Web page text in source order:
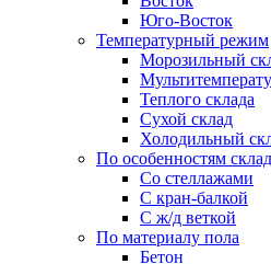
Юго-Восток
Температурный режим
Морозильный
Теплого склада
Сухой склад
Холодильный
По особенностям
Со стеллажами
С кран-балкой
С ж/д веткой
По материалу пола
Бетон